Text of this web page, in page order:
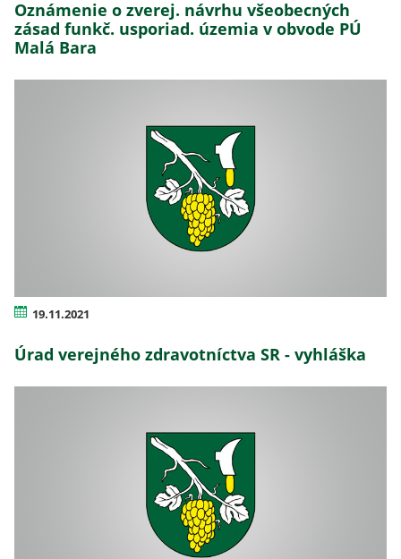
Oznámenie o zverej. návrhu všeobecných
zásad funkč. usporiad. územia v obvode PÚ
Malá Bara
19.11.2021
Úrad verejného zdravotníctva SR - vyhláška